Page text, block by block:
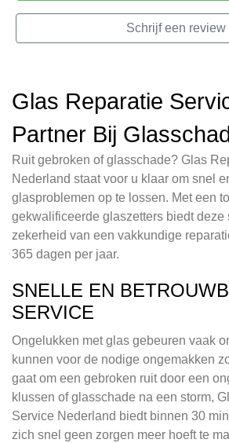
Schrijf een review
Glas Reparatie
Partner Bij
Ruit gebroken of glasschade? Glas
Nederland staat voor u klaar om snel
glasproblemen op te lossen. Met een
gekwalificeerde glaszetters biedt deze
zekerheid van een vakkundige
365 dagen per jaar.
SNELLE EN
SERVICE
Ongelukken met glas gebeuren vaak
kunnen voor de nodige ongemakken
gaat om een gebroken ruit door een
klussen of glasschade na een storm,
Service Nederland biedt binnen 30
zich snel geen zorgen meer hoeft te